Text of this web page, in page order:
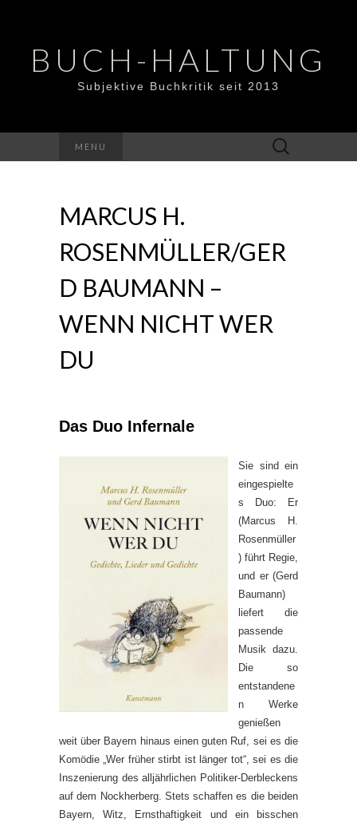
BUCH-HALTUNG
Subjektive Buchkritik seit 2013
MENU
Suchen
nach:
MARCUS H.
ROSENMÜLLER/GER
D BAUMANN –
WENN NICHT WER
DU
Das Duo Infernale
Sie sind ein
eingespielte
s Duo: Er
(Marcus H.
Rosenmüller
) führt Regie,
und er (Gerd
Baumann)
liefert die
passende
Musik dazu.
Die so
entstandene
n Werke
genießen
weit über Bayern hinaus einen guten Ruf, sei es die
Komödie „Wer früher stirbt ist länger tot“, sei es die
Inszenierung des alljährlichen Politiker-Derbleckens
auf dem Nockherberg. Stets schaffen es die beiden
Bayern, Witz, Ernsthaftigkeit und ein bisschen